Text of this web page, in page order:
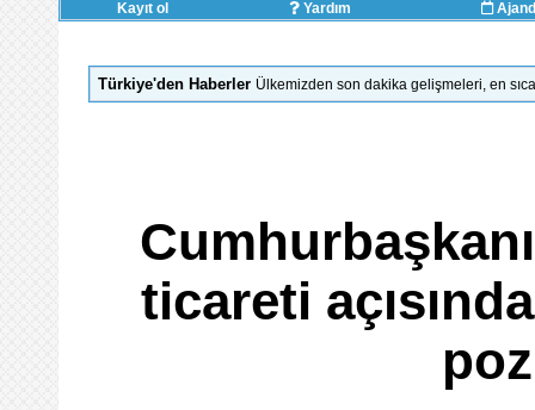
Kayıt ol Yardım
Türkiye'den Haberler Ülkemizden son dakika gelişmeleri, en
ticareti